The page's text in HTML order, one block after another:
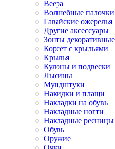
Веера
Волшебные палочки
Гавайские ожерелья
Другие аксессуары
Зонты декоративные
Корсет с крыльями
Крылья
Кулоны и подвески
Лысины
Мундштуки
Накидки и плащи
Накладки на обувь
Накладные ногти
Накладные ресницы
Обувь
Оружие
Очки